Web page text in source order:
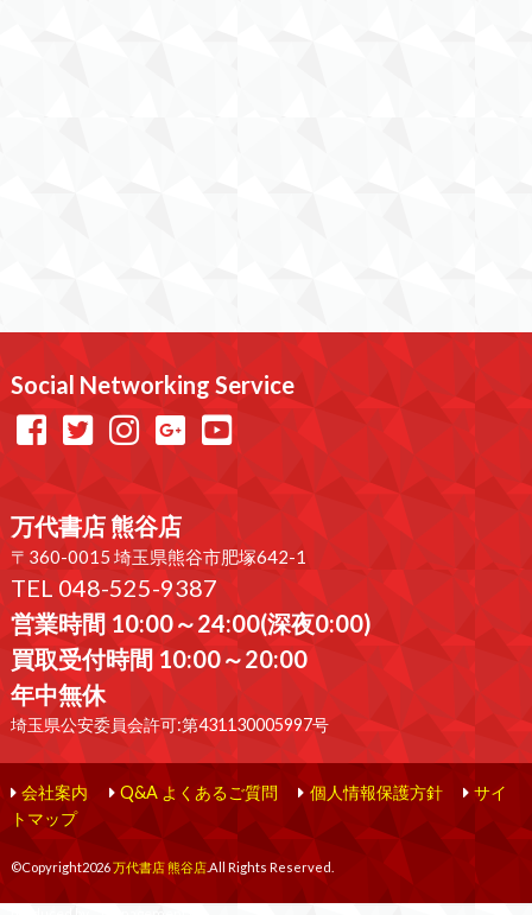
Social Networking Service
万代書店 熊谷店
〒360-0015 埼玉県熊谷市肥塚642-1
TEL 048-525-9387
営業時間 10:00～24:00(深夜0:00)
買取受付時間 10:00～20:00
年中無休
埼玉県公安委員会許可:第431130005997号
会社案内 Q&A よくあるご質問 個人情報保護方針
サイ
トマップ
©Copyright2026万代書店 熊谷店.All Rights Reserved.